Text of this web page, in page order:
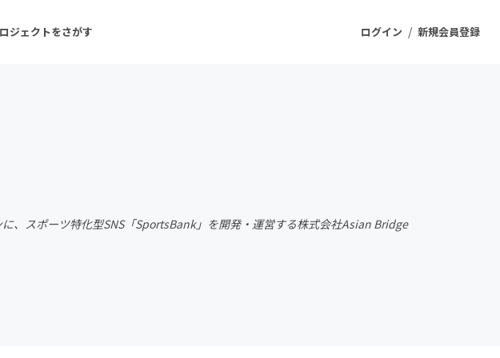
ログイン / 新規会員登録
ジェクトをさがす
フード・飲食店
ファッション
、スポーツ特化型SNS「SportsBank」を開発・運営する株式会社Asian Bridge